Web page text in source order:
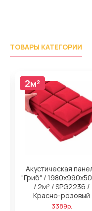
ТОВАРЫ КАТЕГОРИИ
2м²
2м²
Акустическая
"Гриб" /
/ 2м² / SPG2236 /
Красно-розовый
3389р.